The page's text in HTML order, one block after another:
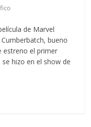
de Marvel
bueno
estreno el primer
hizo en el show de